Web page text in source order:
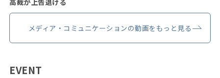
高裁が上告退ける
メディア・コミュニケーションの動画をもっと見る
EVENT